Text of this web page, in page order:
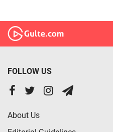
FOLLOW US
About Us